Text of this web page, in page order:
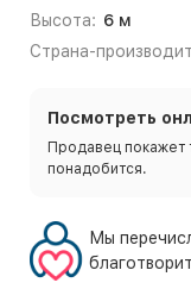
Высота: 6 м
Страна-
Посмотреть
Продавец покажет
понадобится.
Мы